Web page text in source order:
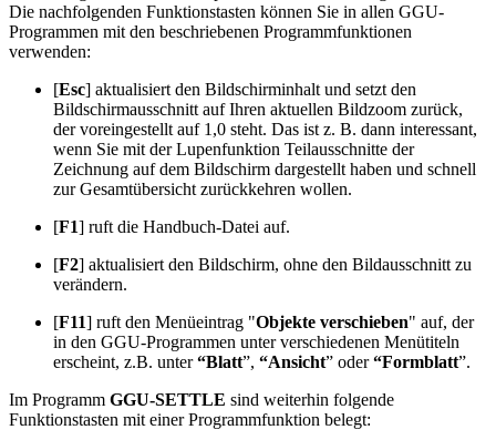
Die nachfolgenden Funktionstasten können Sie in allen GGU-
Programmen mit den beschriebenen Programmfunktionen
verwenden:
[Esc] aktualisiert den Bildschirminhalt und setzt den
Bildschirmausschnitt auf Ihren aktuellen Bildzoom zurück,
der voreingestellt auf 1,0 steht. Das ist z. B. dann interessant,
wenn Sie mit der Lupenfunktion Teilausschnitte der
Zeichnung auf dem Bildschirm dargestellt haben und schnell
zur Gesamtübersicht zurückkehren wollen.
[F1] ruft die Handbuch-Datei auf.
[F2] aktualisiert den Bildschirm, ohne den Bildausschnitt zu
verändern.
[F11] ruft den Menüeintrag "Objekte verschieben" auf, der
in den GGU-Programmen unter verschiedenen Menütiteln
erscheint, z.B. unter“Blatt”, “Ansicht” oder“Formblatt”.
Im Programm GGU-SETTLE sind weiterhin folgende
Funktionstasten mit einer Programmfunktion belegt: